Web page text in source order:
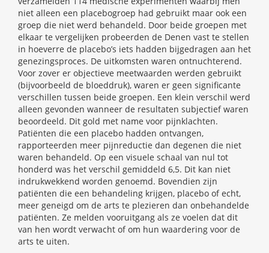
niet alleen een placebogroep had gebruikt maar ook een
groep die niet werd behandeld. Door beide groepen met
elkaar te vergelijken probeerden de Denen vast te stellen
in hoeverre de placebo’s iets hadden bijgedragen aan het
genezingsproces. De uitkomsten waren ontnuchterend.
Voor zover er objectieve meetwaarden werden gebruikt
(bijvoorbeeld de bloeddruk), waren er geen significante
verschillen tussen beide groepen. Een klein verschil werd
alleen gevonden wanneer de resultaten subjectief waren
beoordeeld. Dit gold met name voor pijnklachten.
Patiënten die een placebo hadden ontvangen,
rapporteerden meer pijnreductie dan degenen die niet
waren behandeld. Op een visuele schaal van nul tot
honderd was het verschil gemiddeld 6,5. Dit kan niet
indrukwekkend worden genoemd. Bovendien zijn
patiënten die een behandeling krijgen, placebo of echt,
meer geneigd om de arts te plezieren dan onbehandelde
patiënten. Ze melden vooruitgang als ze voelen dat dit
van hen wordt verwacht of om hun waardering voor de
arts te uiten.